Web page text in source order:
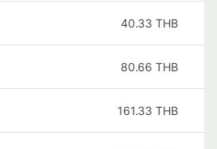
40.33 THB
80.66 THB
161.33 THB